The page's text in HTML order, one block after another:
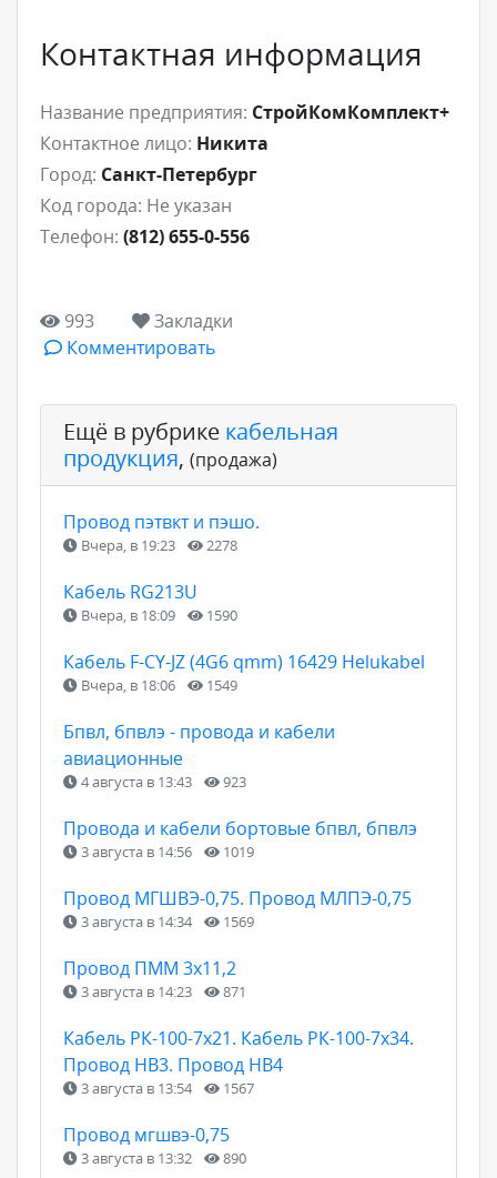
Контактная информация
Название предприятия: СтройКомКомплект+
Контактное лицо: Никита
Город: Санкт-Петербург
Код города: Не указан
Телефон: (812) 655-0-556
993
Закладки
Комментировать
Ещё в рубрике кабельная
продукция, (продажа)
Провод пэтвкт и пэшо.
Вчера, в 19:23 2278
Кабель RG213U
Вчера, в 18:09 1590
Кабель F-CY-JZ (4G6 qmm) 16429 Helukabel
Вчера, в 18:06 1549
Бпвл, бпвлэ - провода и кабели
авиационные
4 августа в 13:43 923
Провода и кабели бортовые бпвл, бпвлэ
3 августа в 14:56 1019
Провод МГШВЭ-0,75. Провод МЛПЭ-0,75
3 августа в 14:34 1569
Провод ПММ 3х11,2
3 августа в 14:23 871
Кабель РК-100-7х21. Кабель РК-100-7х34.
Провод НВ3. Провод НВ4
3 августа в 13:54 1567
Провод мгшвэ-0,75
3 августа в 13:32 890